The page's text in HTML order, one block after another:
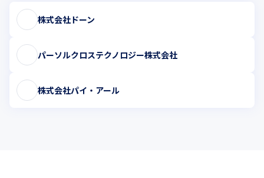
株式会社ドーン
パーソルクロステクノロジー株式会社
株式会社パイ・アール